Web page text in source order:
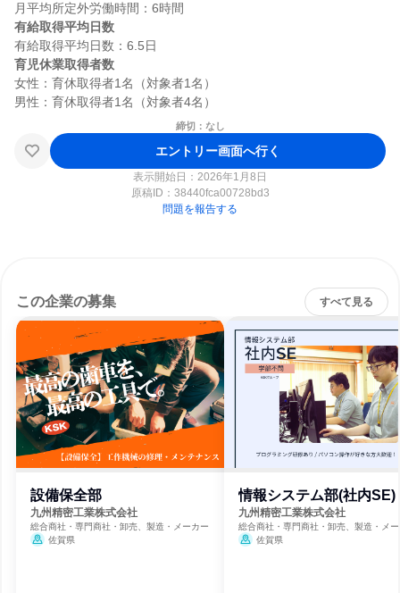
有給取得平均日数
育児休業取得者数
女性：育休取得者1名（対象者1名）
締切：なし
エントリー画面へ行く
表示開始日：2026年1月8日
原稿ID： 38440fca00728bd3
問題を報告する
この企業の募集 すべて見る
設備保全部
九州精密工業株式会社
総合商社・専門商社・卸売、製造・メーカー
佐賀県
情報システム部(社内SE)
九州精密工業株式会社
総合商社・専門商社・卸売、製造・メ
佐賀県